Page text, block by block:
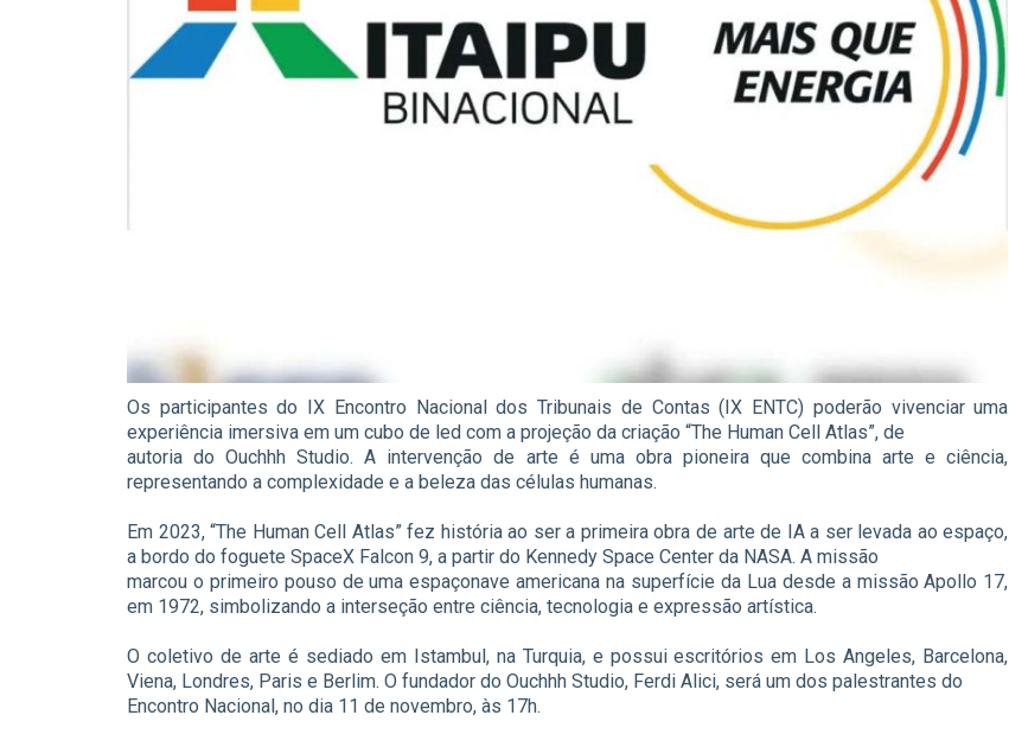
Os participantes do IX Encontro Nacional dos Tribunais de Contas (IX ENTC) poderão vivenciar uma
experiência imersiva em um cubo de led com a projeção da criação “The Human Cell Atlas”, de
autoria do Ouchhh Studio. A intervenção de arte é uma obra pioneira que combina arte e ciência,
representando a complexidade e a beleza das células humanas.
Em 2023, “The Human Cell Atlas” fez história ao ser a primeira obra de arte de IA a ser levada ao espaço,
a bordo do foguete SpaceX Falcon 9, a partir do Kennedy Space Center da NASA. A missão
marcou o primeiro pouso de uma espaçonave americana na superfície da Lua desde a missão Apollo 17,
em 1972, simbolizando a interseção entre ciência, tecnologia e expressão artística.
O coletivo de arte é sediado em Istambul, na Turquia, e possui escritórios em Los Angeles, Barcelona,
Viena, Londres, Paris e Berlim. O fundador do Ouchhh Studio, Ferdi Alici, será um dos palestrantes do
Encontro Nacional, no dia 11 de novembro, às 17h.